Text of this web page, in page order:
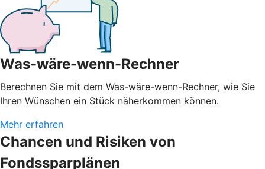
Was-wäre-wenn-Rechner
Berechnen Sie mit dem Was-wäre-wenn-Rechner, wie Sie
Ihren Wünschen ein Stück näherkommen können.
Mehr erfahren
Chancen und Risiken von
Fondssparplänen